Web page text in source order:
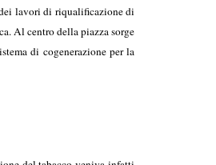
lavori di riqualificazione di
Al centro della piazza sorge
di cogenerazione per la